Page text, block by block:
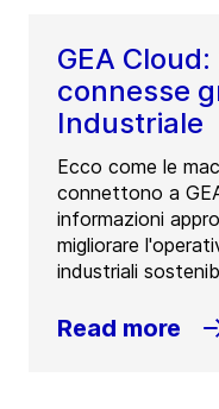
GEA
connesse
Industriale
Ecco come le
connettono a
informazioni
migliorare
industriali
Read more